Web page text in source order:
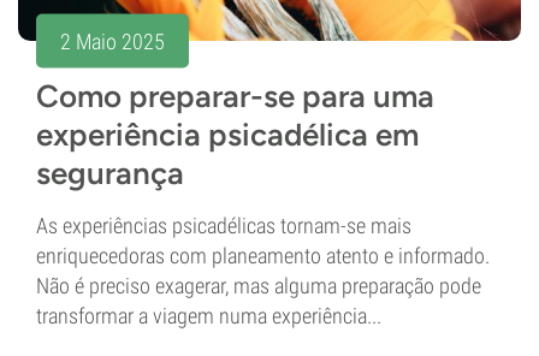
2 Maio 2025
Como preparar-se para uma
experiência psicadélica em
segurança
As experiências psicadélicas tornam-se mais
enriquecedoras com planeamento atento e informado.
Não é preciso exagerar, mas alguma preparação pode
transformar a viagem numa experiência...